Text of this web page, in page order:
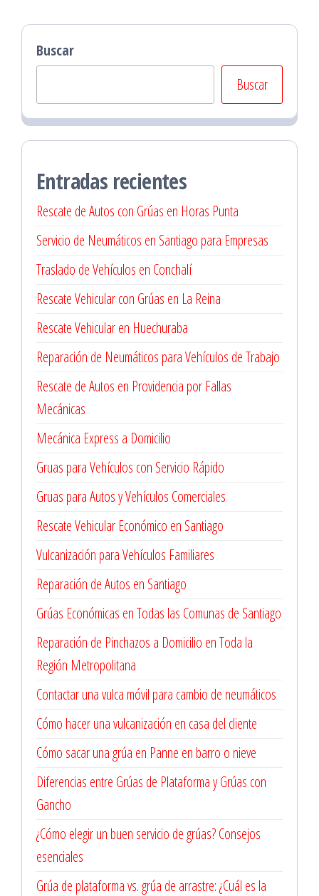
Buscar
Buscar
Entradas recientes
Rescate de Autos con Grúas en Horas Punta
Servicio de Neumáticos en Santiago para Empresas
Traslado de Vehículos en Conchalí
Rescate Vehicular con Grúas en La Reina
Rescate Vehicular en Huechuraba
Reparación de Neumáticos para Vehículos de Trabajo
Rescate de Autos en Providencia por Fallas
Mecánicas
Mecánica Express a Domicilio
Gruas para Vehículos con Servicio Rápido
Gruas para Autos y Vehículos Comerciales
Rescate Vehicular Económico en Santiago
Vulcanización para Vehículos Familiares
Reparación de Autos en Santiago
Grúas Económicas en Todas las Comunas de Santiago
Reparación de Pinchazos a Domicilio en Toda la
Región Metropolitana
Contactar una vulca móvil para cambio de neumáticos
Cómo hacer una vulcanización en casa del cliente
Cómo sacar una grúa en Panne en barro o nieve
Diferencias entre Grúas de Plataforma y Grúas con
Gancho
¿Cómo elegir un buen servicio de grúas? Consejos
esenciales
Grúa de plataforma vs. grúa de arrastre: ¿Cuál es la